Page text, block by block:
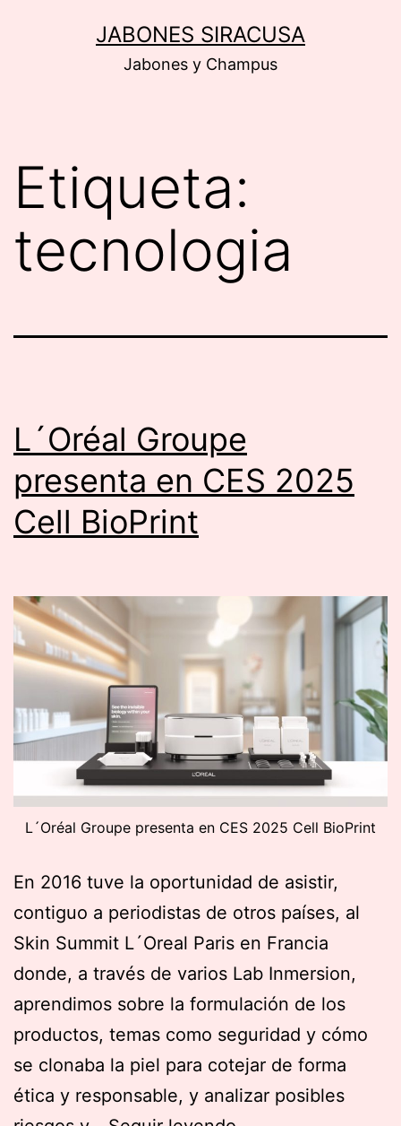
JABONES SIRACUSA
Jabones y Champus
Etiqueta:
tecnologia
L´Oréal Groupe
presenta en CES 2025
Cell BioPrint
L´Oréal Groupe presenta en CES 2025 Cell BioPrint
En 2016 tuve la oportunidad de asistir,
contiguo a periodistas de otros países, al
Skin Summit L´Oreal Paris en Francia
donde, a través de varios Lab Inmersion,
aprendimos sobre la formulación de los
productos, temas como seguridad y cómo
se clonaba la piel para cotejar de forma
ética y responsable, y analizar posibles